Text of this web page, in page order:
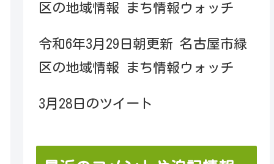
区の地域情報 まち情報ウォッチ
令和6年3月29日朝更新 名古屋市緑
区の地域情報 まち情報ウォッチ
3月28日のツイート